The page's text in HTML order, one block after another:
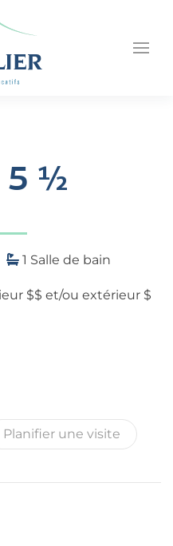
5 ½
1 Salle de bain
$$ et/ou extérieur $
Planifier une visite